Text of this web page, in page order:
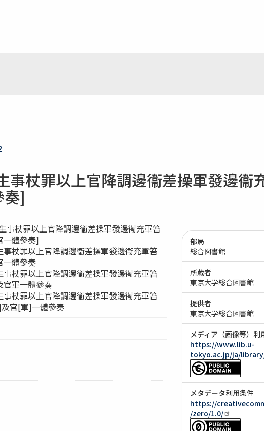
事杖罪以上官降調邊衞差操軍發邊衞
奏]
事杖罪以上官降調邊衞差操軍發邊衞充軍笞
一體參奏]
杖罪以上官降調邊衞差操軍發邊衞充軍笞
一體參奏
杖罪以上官降調邊衞差操軍發邊衞充軍笞
官軍一體參奏
杖罪以上官降調邊衞差操軍發邊衞充軍笞
官[軍]一體參奏
部局
総合図書館
所蔵者
東京大学総合図書館
提供者
東京大学総合図書館
メディア（画像等）利
https://www.lib.u-
tokyo.ac.jp/ja/
メタデータ利用条件
https://
/zero/1.0/